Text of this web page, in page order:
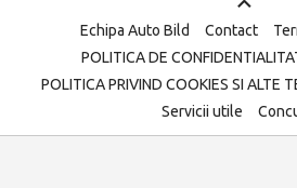
Echipa Auto Bild Contact
POLITICA DE
POLITICA PRIVIND COOKIES SI ALTE
Servicii utile